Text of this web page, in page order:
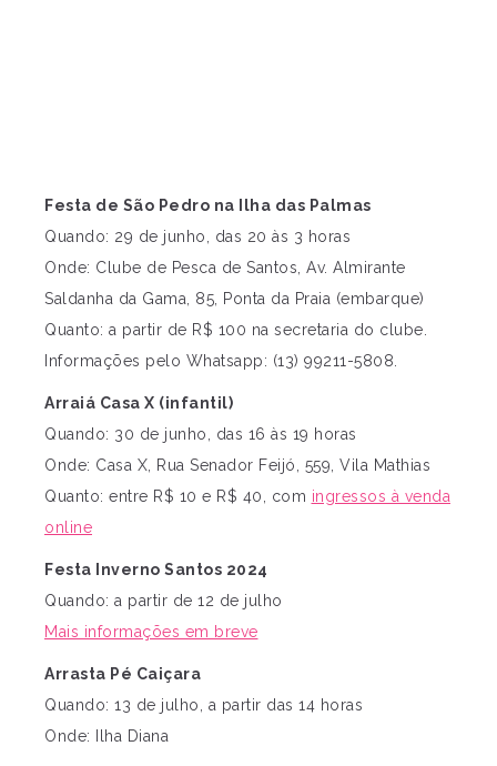
Festa de São Pedro na Ilha das Palmas
Quando: 29 de junho, das 20 às 3 horas
Onde: Clube de Pesca de Santos, Av. Almirante
Saldanha da Gama, 85, Ponta da Praia (embarque)
Quanto: a partir de R$ 100 na secretaria do clube.
Informações pelo Whatsapp: (13) 99211-5808.
Arraiá Casa X (infantil)
Quando: 30 de junho, das 16 às 19 horas
Onde: Casa X, Rua Senador Feijó, 559, Vila Mathias
Quanto: entre R$ 10 e R$ 40, com ingressos à venda
online
Festa Inverno Santos 2024
Quando: a partir de 12 de julho
Mais informações em breve
Arrasta Pé Caiçara
Quando: 13 de julho, a partir das 14 horas
Onde: Ilha Diana